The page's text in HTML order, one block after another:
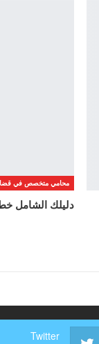
دليلك الشامل
Twitter